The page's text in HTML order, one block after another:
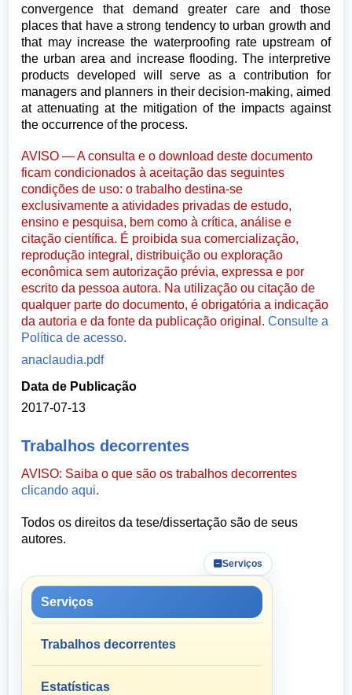
convergence that demand greater care and those
places that have a strong tendency to urban growth and
that may increase the waterproofing rate upstream of
the urban area and increase flooding. The interpretive
products developed will serve as a contribution for
managers and planners in their decision-making, aimed
at attenuating at the mitigation of the impacts against
the occurrence of the process.
AVISO — A consulta e o download deste documento
ficam condicionados à aceitação das seguintes
condições de uso: o trabalho destina-se
exclusivamente a atividades privadas de estudo,
ensino e pesquisa, bem como à crítica, análise e
citação científica. É proibida sua comercialização,
reprodução integral, distribuição ou exploração
econômica sem autorização prévia, expressa e por
escrito da pessoa autora. Na utilização ou citação de
qualquer parte do documento, é obrigatória a indicação
da autoria e da fonte da publicação original.Consulte a
Política de acesso.
anaclaudia.pdf
Data de Publicação
2017-07-13
Trabalhos decorrentes
AVISO: Saiba o que são os trabalhos decorrentes
clicando aqui.
Todos os direitos da tese/dissertação são de seus
autores.
Serviços
Serviços
Trabalhos decorrentes
Estatísticas